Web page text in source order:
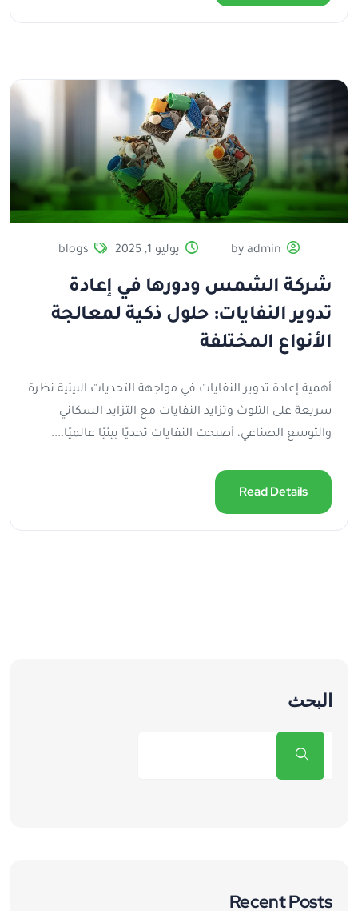
by admin يوليو 1, 2025 blogs
شركة الشمس ودورها في إعادة
تدوير النفايات: حلول ذكية لمعالجة
الأنواع المختلفة
أهمية إعادة تدوير النفايات في مواجهة التحديات البيئية نظرة
سريعة على التلوث وتزايد النفايات مع التزايد السكاني
والتوسع الصناعي، أصبحت النفايات تحديًا بيئيًا عالميًا....
Read Details
البحث
Recent Posts